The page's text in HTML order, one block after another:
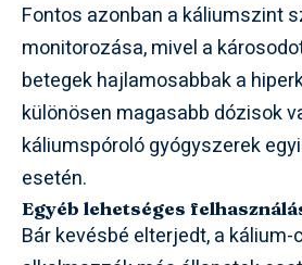
Fontos azonban a káliumszint
monitorozása, mivel a
betegek hajlamosabbak a
különösen magasabb dózisok
káliumspóroló gyógyszerek
esetén.
Egyéb lehetséges
Bár kevésbé elterjedt, a